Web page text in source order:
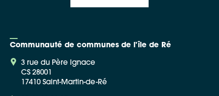
Communauté de communes de l'île de Ré
3 rue du Père Ignace
CS 28001
17410 Saint-Martin-de-Ré